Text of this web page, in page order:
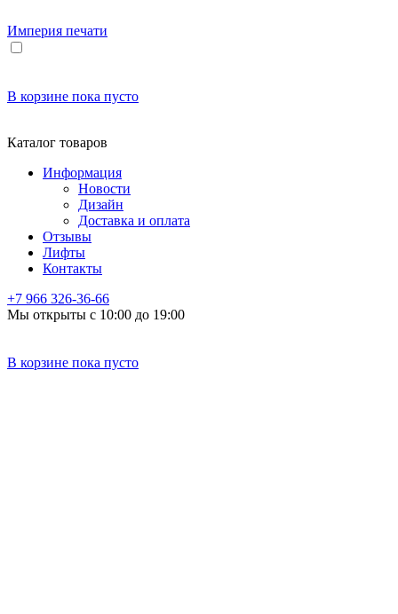
Империя печати
В корзине пока пусто
Каталог товаров
Информация
Новости
Дизайн
Доставка и оплата
Отзывы
Лифты
Контакты
+7 966 326-36-66
Мы открыты с 10:00 до 19:00
В корзине пока пусто